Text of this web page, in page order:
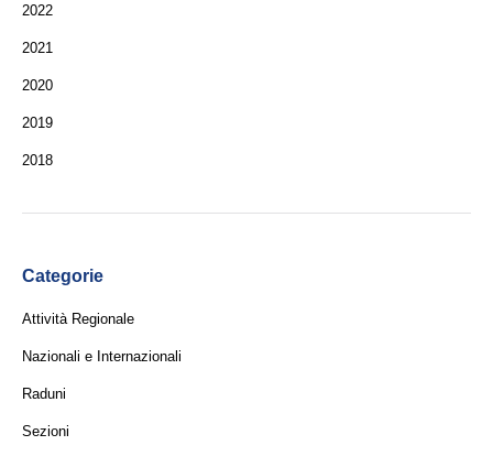
2022
2021
2020
2019
2018
Categorie
Attività Regionale
Nazionali e Internazionali
Raduni
Sezioni